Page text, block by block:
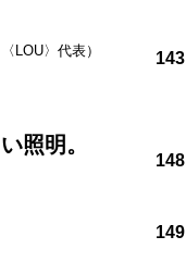
LOU〉代表）
照明。
143
148
149